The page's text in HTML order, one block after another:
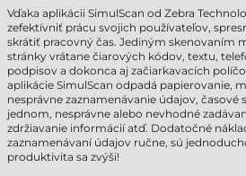
Vďaka aplikácii SimulScan od Zebra
zefektívniť prácu svojich používateľov,
skrátiť pracovný čas. Jediným skenovaním
stránky vrátane čiarových kódov, textu,
podpisov a dokonca aj začiarkavacích
aplikácie SimulScan odpadá papierovanie,
nesprávne zaznamenávanie údajov, časové
jednom, nesprávne alebo nevhodné
zdržiavanie informácií atď. Dodatočné
zaznamenávaní údajov ručne, sú
produktivita sa zvýši!